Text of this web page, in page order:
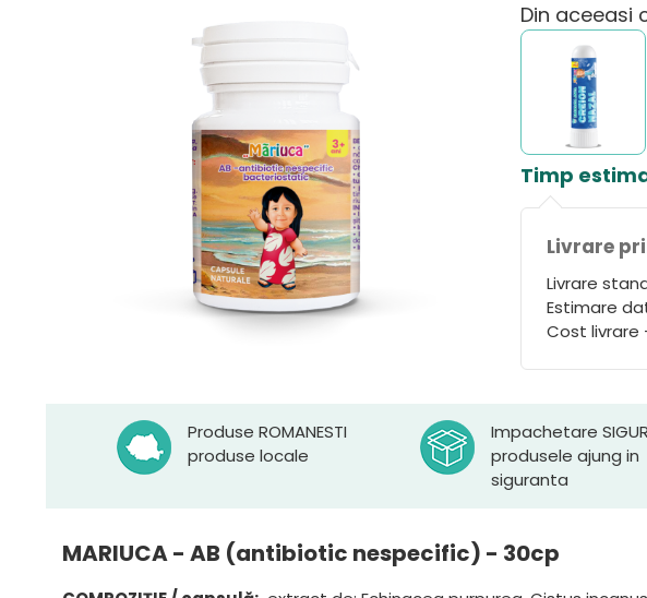
Din aceeasi
Timp
Livrare
Livrare
Estimare
Cost livrare
Produse ROMANESTI
produse locale
Impachetare
produsele ajung in
siguranta
MARIUCA - AB (antibiotic nespecific) - 30cp